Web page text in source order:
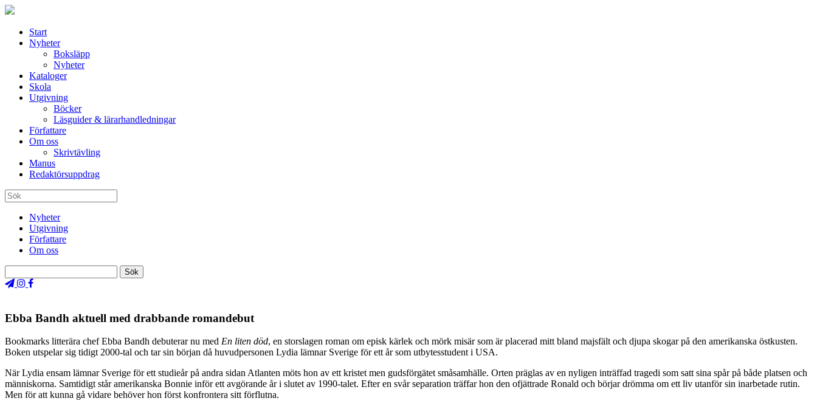
Start
Nyheter
Boksläpp
Nyheter
Kataloger
Skola
Utgivning
Böcker
Läsguider & lärarhandledningar
Författare
Om oss
Skrivtävling
Manus
Redaktörsuppdrag
Nyheter
Utgivning
Författare
Om oss
Ebba Bandh aktuell med drabbande romandebut
Bookmarks litterära chef Ebba Bandh debuterar nu med En liten död, en storslagen roman om episk kärlek och mörk misär som är placerad mitt bland majsfält och djupa skogar på den amerikanska östkusten.
Boken utspelar sig tidigt 2000-tal och tar sin början då huvudpersonen Lydia lämnar Sverige för ett år som utbytesstudent i USA.
När Lydia ensam lämnar Sverige för ett studieår på andra sidan Atlanten möts hon av ett kristet men gudsförgätet småsamhälle. Orten präglas av en nyligen inträffad tragedi som satt sina spår på både platsen och
människorna. Samtidigt står amerikanska Bonnie inför ett avgörande år i slutet av 1990-talet. Efter en svår separation träffar hon den ofjättrade Ronald och börjar drömma om ett liv utanför sin inarbetade rutin.
Men för att kunna gå vidare behöver hon först konfrontera sitt förflutna.